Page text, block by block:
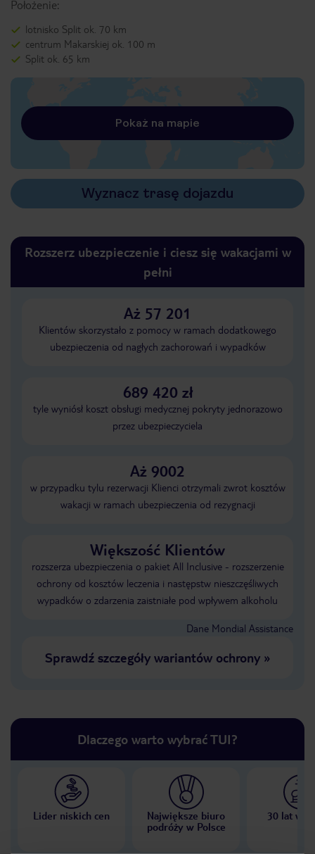
Położenie:
lotnisko Split ok. 70 km
centrum Makarskiej ok. 100 m
Split ok. 65 km
Pokaż na mapie
Wyznacz trasę dojazdu
Rozszerz ubezpieczenie i ciesz się wakacjami w
pełni
Aż 57 201
Klientów skorzystało z pomocy w ramach dodatkowego
ubezpieczenia od nagłych zachorowań i wypadków
689 420 zł
tyle wyniósł koszt obsługi medycznej pokryty jednorazowo
przez ubezpieczyciela
Aż 9002
w przypadku tylu rezerwacji Klienci otrzymali zwrot kosztów
wakacji w ramach ubezpieczenia od rezygnacji
Większość Klientów
rozszerza ubezpieczenia o pakiet All Inclusive - rozszerzenie
ochrony od kosztów leczenia i następstw nieszczęśliwych
wypadków o zdarzenia zaistniałe pod wpływem alkoholu
Dane Mondial Assistance
Sprawdź szczegóły wariantów ochrony»
Dlaczego warto wybrać TUI?
Lider niskich cen
Największe biuro
podróży w Polsce
30 lat w